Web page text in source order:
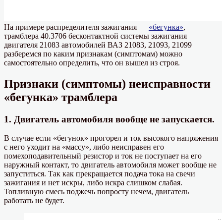
На примере распределителя зажигания — «бегунка»,
трамблера 40.3706 бесконтактной системы зажигания
двигателя 21083 автомобилей ВАЗ 21083, 21093, 21099
разберемся по каким признакам (симптомам) можно
самостоятельно определить, что он вышел из строя.
Признаки (симптомы) неисправности
«бегунка» трамблера
1. Двигатель автомобиля вообще не запускается.
В случае если «бегунок» прогорел и ток высокого напряжения
с него уходит на «массу», либо неисправен его
помехоподавительный резистор и ток не поступает на его
наружный контакт, то двигатель автомобиля может вообще не
запуститься. Так как прекращается подача тока на свечи
зажигания и нет искры, либо искра слишком слабая.
Топливную смесь поджечь попросту нечем, двигатель
работать не будет.